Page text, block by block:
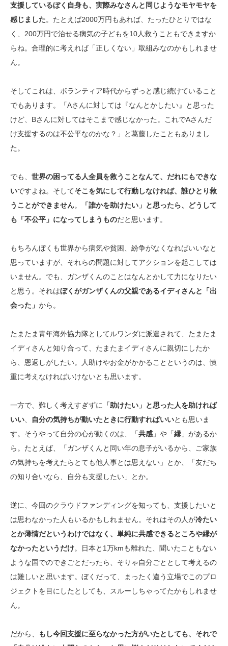
支援しているぼく自身も、実際みなさんと同じようなモヤモヤを
感じました。たとえば2000万円もあれば、たったひとりではな
く、200万円で治せる病気の子どもを10人救うこともできますか
らね。合理的に考えれば「正しくない」取組みなのかもしれませ
ん。
そしてこれは、ボランティア時代からずっと感じ続けていること
でもあります。「Aさんに対しては『なんとかしたい』と思った
けど、Bさんに対してはそこまで感じなかった。これでAさんだ
け支援するのは不公平なのかな？」と葛藤したこともありまし
た。
でも、 世界の困ってる人全員を救うことなんて、だれにもできな
いですよね。そしてそこを気にして行動しなければ、誰ひとり救
うことができません。
「誰かを助けたい」と思ったら、どうして
も「不公平」になってしまうものだと思います。
もちろんぼくも世界から病気や貧困、紛争がなくなればいいなと
思っていますが、それらの問題に対してアクションを起こしては
いません。でも、ガンザくんのことはなんとかして力になりたい
と思う。それはぼくがガンザくんの父親であるイディさんと「出
会った」 から。
たまたま青年海外協力隊としてルワンダに派遣されて、たまたま
イディさんと知り合って、たまたまイディさんに親切にしたか
ら、恩返しがしたい。人助けやお金がかかることというのは、慎
重に考えなければいけないとも思います。
一方で、難しく考えすぎずに
「助けたい」と思った人を助ければ
いい
自分の気持ちが動いたときに行動すればいいとも思いま
す。そうやって自分の心が動くのは、「共感 」や「縁 」があるか
ら。たとえば、「ガンザくんと同い年の息子がいるから、ご家族
の気持ちを考えたらとても他人事とは思えない」とか、「友だち
の知り合いなら、自分も支援したい」とか。
逆に、今回のクラウドファンディングを知っても、支援したいと
は思わなかった人もいるかもしれません。それはその人が冷たい
とか薄情だというわけではなく、単純に共感できるところや縁が
なかったというだけ。日本と1万kmも離れた、聞いたこともない
ような国でのできごとだったら、そりゃ自分ごととして考えるの
は難しいと思います。ぼくだって、まったく違う立場でこのプロ
ジェクトを目にしたとしても、スルーしちゃってたかもしれませ
ん。
だから、
もし今回支援に至らなかった方がいたとしても、それで